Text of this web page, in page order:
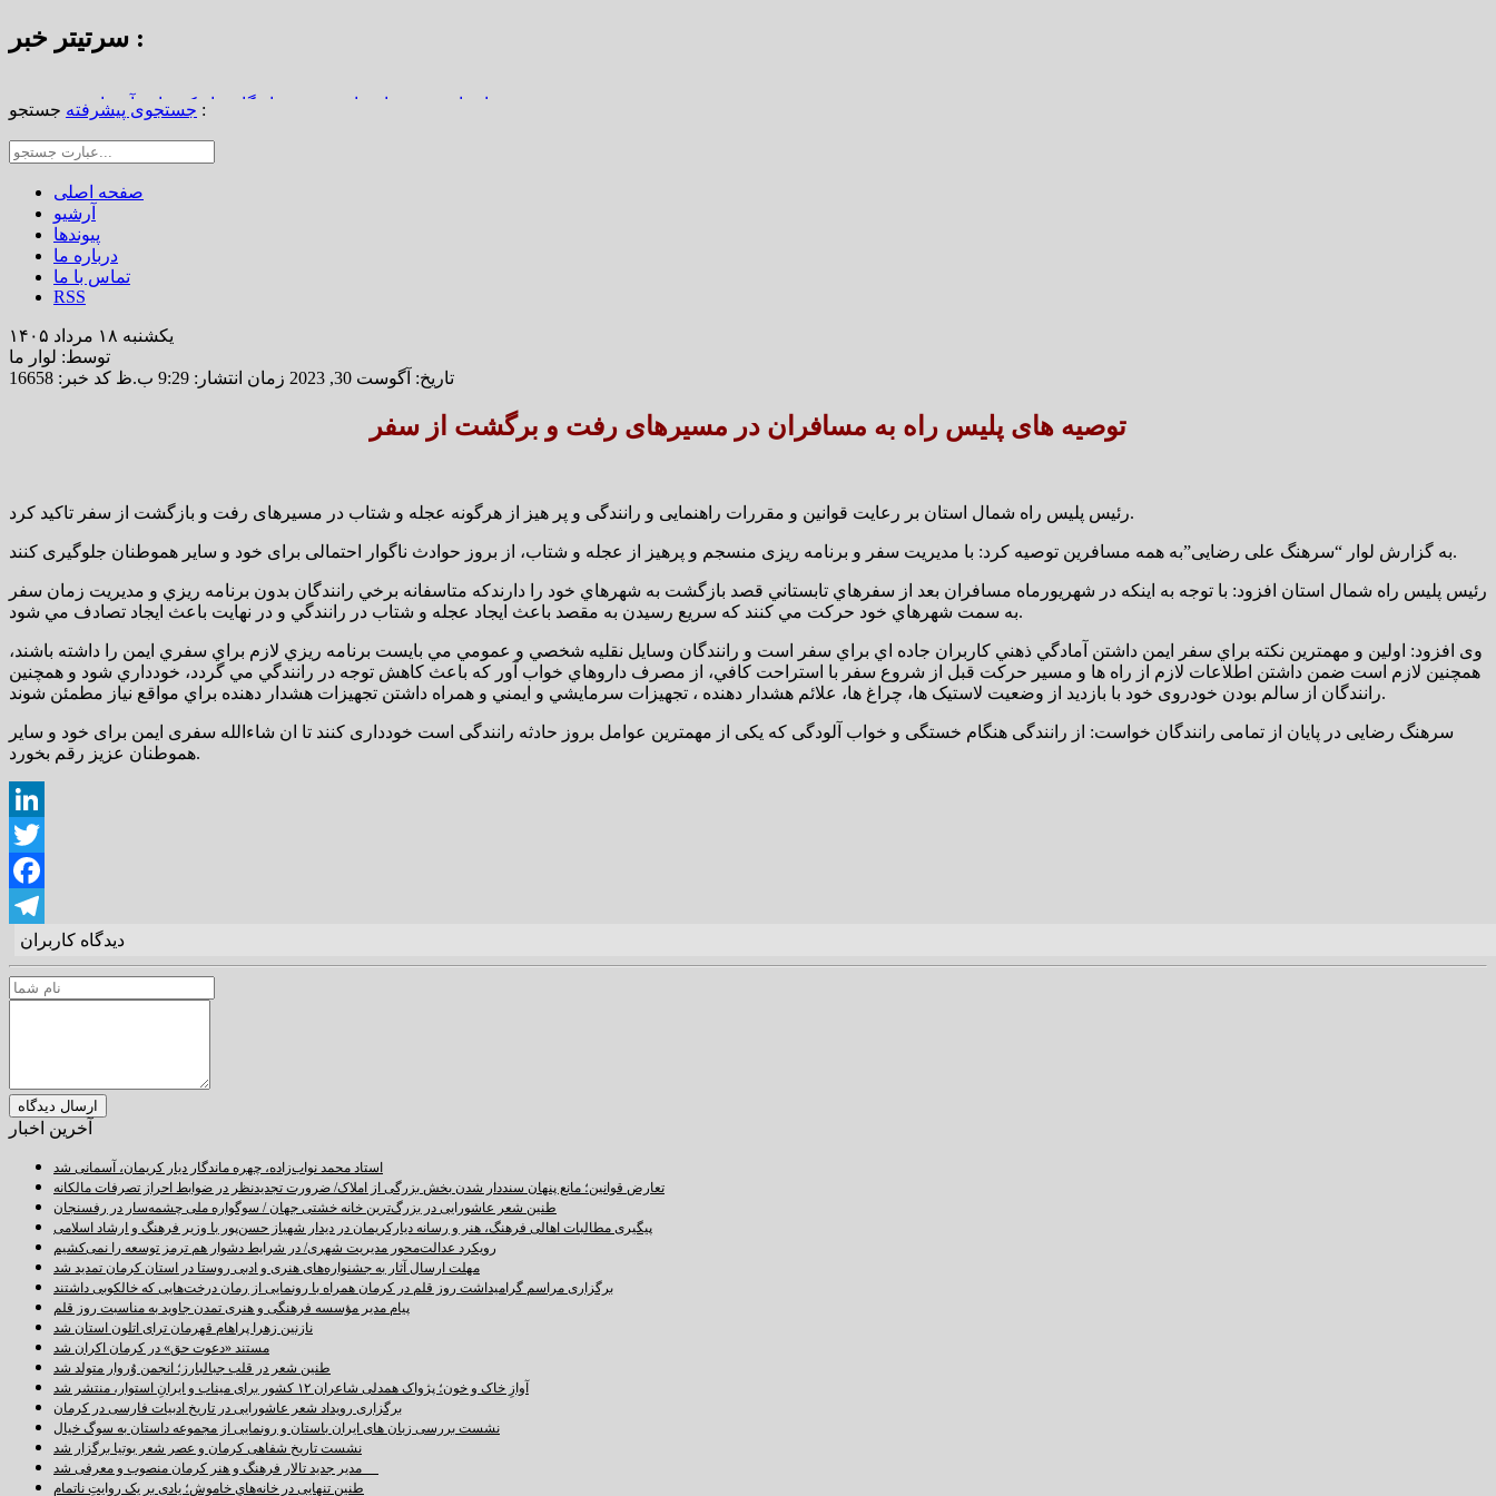
سرتیتر خبر :
استاد محمد نواب‌زاده، چهره ماندگار دیار کریمان، آسمانی شد
تعارض قوانین؛ مانع پنهان سنددار شدن بخش بزرگی از املاک/ ضرورت تجدیدنظر در ضوابط احراز تصرفات مالکانه
طنین شعر عاشورایی در بزرگ‌ترین خانه خشتی جهان / سوگواره ملی چشمه‌سار در رفسنجان
جستجوی پیشرفته جستجو :
صفحه اصلی
آرشیو
پیوندها
درباره ما
تماس با ما
RSS
یکشنبه ۱۸ مرداد ۱۴۰۵
توسط: لوار ما
تاریخ: آگوست 30, 2023 زمان انتشار: 9:29 ب.ظ
کد خبر: 16658
توصیه های پلیس راه به مسافران در مسیرهای رفت و برگشت از سفر
رئیس پلیس راه شمال استان بر رعایت قوانین و مقررات راهنمایی و رانندگی و پر هیز از هرگونه عجله و شتاب در مسیرهای رفت و بازگشت از سفر تاکید کرد.
به گزارش لوار “سرهنگ علی رضایی”به همه مسافرین توصیه کرد: با مدیریت سفر و برنامه ریزی منسجم و پرهیز از عجله و شتاب، از بروز حوادث ناگوار احتمالی برای خود و سایر هموطنان جلوگیری کنند.
رئیس پلیس راه شمال استان افزود: با توجه به اینکه در شهريورماه مسافران بعد از سفرهاي تابستاني قصد بازگشت به شهرهاي خود را دارندکه متاسفانه برخي رانندگان بدون برنامه ريزي و مديريت زمان سفر
به سمت شهرهاي خود حرکت مي کنند که سريع رسيدن به مقصد باعث ايجاد عجله و شتاب در رانندگي و در نهايت باعث ايجاد تصادف مي شود.
وی افزود: اولين و مهمترين نکته براي سفر ايمن داشتن آمادگي ذهني کاربران جاده اي براي سفر است و رانندگان وسايل نقليه شخصي و عمومي مي بايست برنامه ريزي لازم براي سفري ايمن را داشته باشند،
همچنين لازم است ضمن داشتن اطلاعات لازم از راه ها و مسير حرکت قبل از شروع سفر با استراحت کافي، از مصرف داروهاي خواب آور که باعث کاهش توجه در رانندگي مي گردد، خودداري شود و همچنين
رانندگان از سالم بودن خودروی خود با بازديد از وضعيت لاستیک ها، چراغ ها، علائم هشدار دهنده ، تجهيزات سرمايشي و ايمني و همراه داشتن تجهيزات هشدار دهنده براي مواقع نياز مطمئن شوند.
سرهنگ رضایی در پایان از تمامی رانندگان خواست: از رانندگی هنگام خستگی و خواب آلودگی که یکی از مهمترین عوامل بروز حادثه رانندگی است خودداری کنند تا ان شاءالله سفری ایمن برای خود و سایر
هموطنان عزیز رقم بخورد.
LinkedIn
Twitter
Facebook
Telegram
دیدگاه کاربران
آخرین اخبار
استاد محمد نواب‌زاده، چهره ماندگار دیار کریمان، آسمانی شد
تعارض قوانین؛ مانع پنهان سنددار شدن بخش بزرگی از املاک/ ضرورت تجدیدنظر در ضوابط احراز تصرفات مالکانه
طنین شعر عاشورایی در بزرگ‌ترین خانه خشتی جهان / سوگواره ملی چشمه‌سار در رفسنجان
پیگیری مطالبات اهالی فرهنگ، هنر و رسانه دیارکریمان در دیدار شهباز حسن‌پور با وزیر فرهنگ و ارشاد اسلامی
رویکرد عدالت‌محور مدیریت شهری/ در شرایط دشوار هم ترمز توسعه را نمی‌کشیم
مهلت ارسال آثار به جشنواره‌های هنری و ادبی روستا در استان کرمان تمدید شد
برگزاری مراسم گرامیداشت روز قلم در کرمان همراه با رونمایی از رمان درخت‌هایی که خالکوبی داشتند
پیام مدیر مؤسسه فرهنگی و هنری تمدن جاوید به مناسبت روز قلم
نازنین زهرا پراهام قهرمان ترای اتلون استان شد
مستند «دعوت حق» در کرمان اکران شد
طنین شعر در قلب جبالبارز؛ انجمن وُروار متولد شد
آوازِ خاک و خون؛ پژواک همدلی شاعران ۱۲ کشور برای میناب و ایرانِ استوار، منتشر شد
برگزاری رویداد شعر عاشورایی در تاریخ ادبیات فارسی در کرمان
نشست بررسی زبان های ایران باستان و رونمایی از مجموعه داستان به سوگ خیال
نشست تاریخ شفاهی کرمان و عصر شعر بوتیا برگزار شد
طنینِ تنهایی در خانه‌هایِ خاموش؛ یادی بر یک روایتِ ناتمام